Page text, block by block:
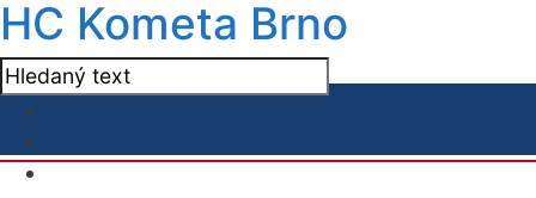
HC Kometa Brno